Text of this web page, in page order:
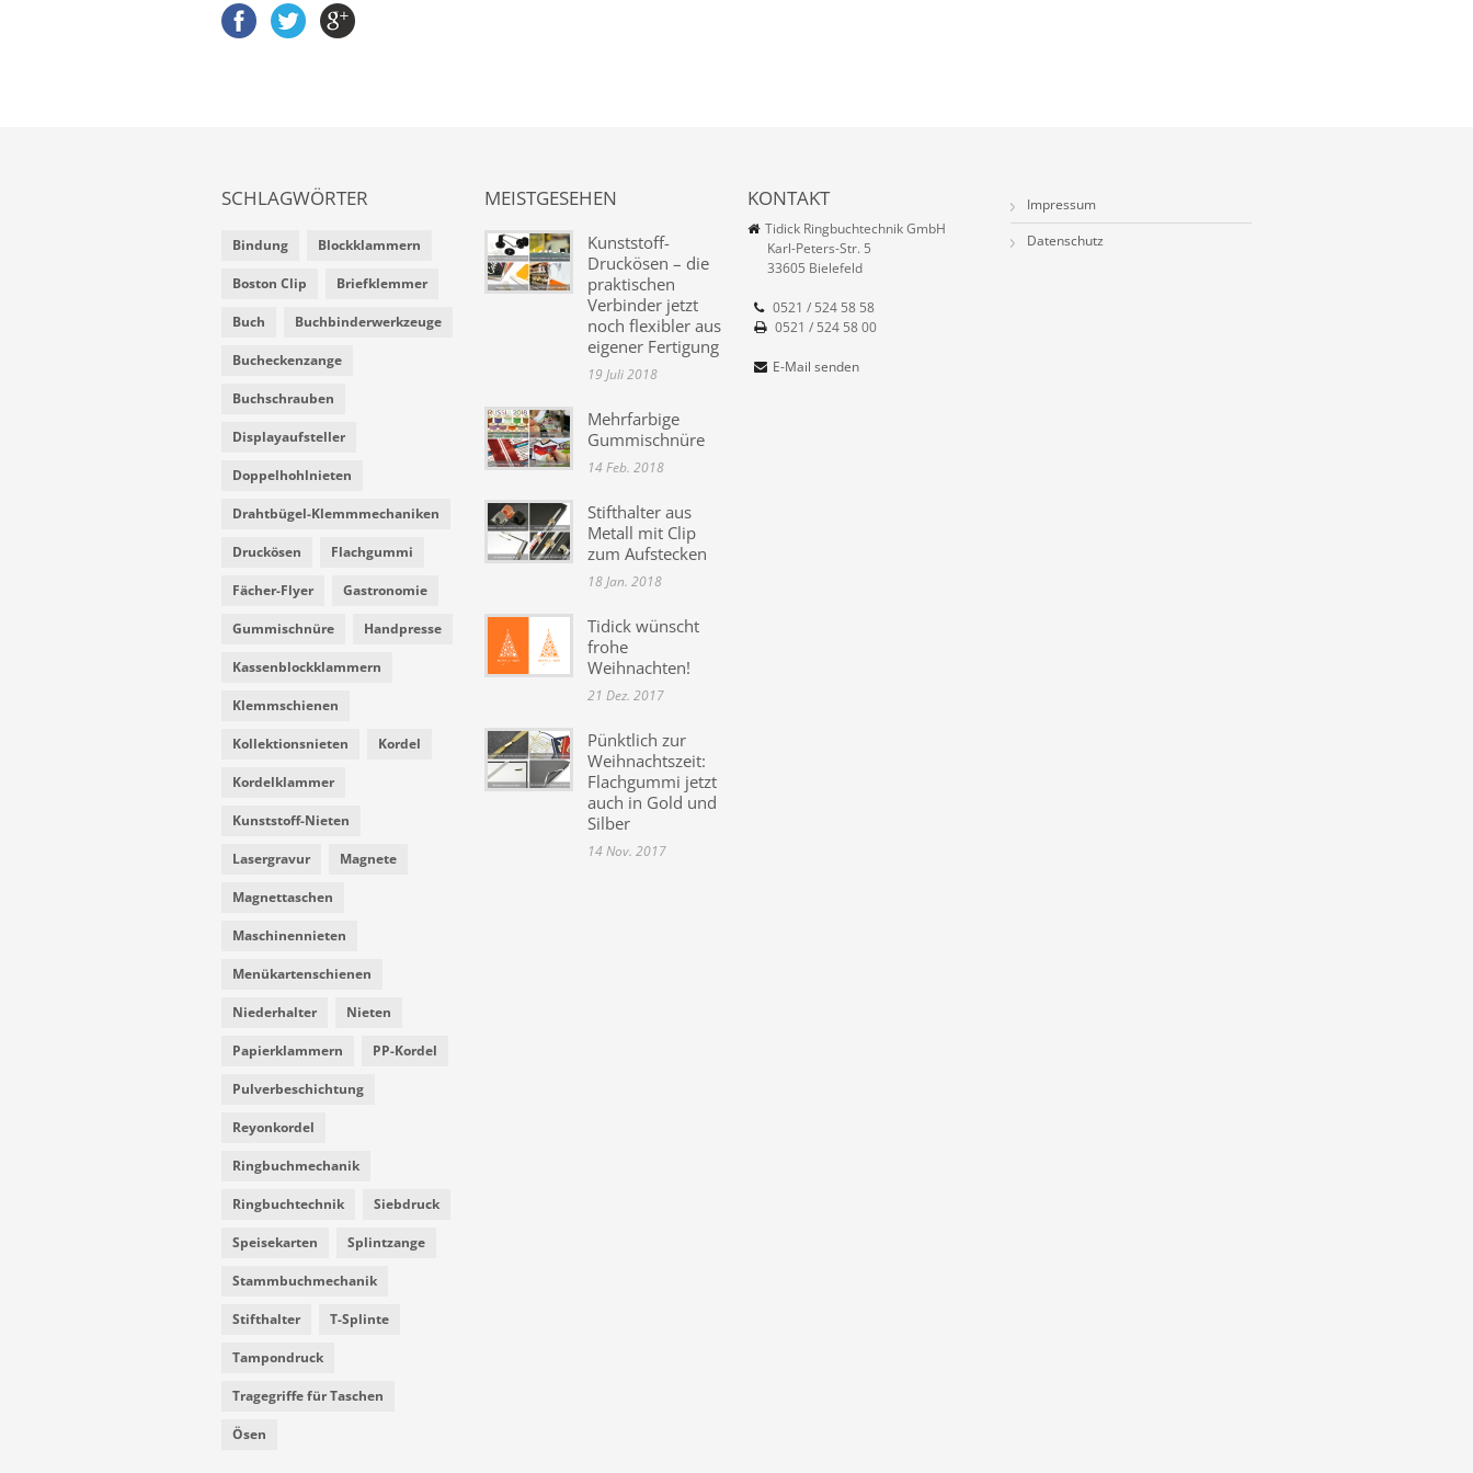
SCHLAGWÖRTER
Bindung Blockklammern
Boston Clip Briefklemmer
Buch Buchbinderwerkzeuge
Bucheckenzange
Buchschrauben
Displayaufsteller
Doppelhohlnieten
Drahtbügel-Klemmmechaniken
Druckösen Flachgummi
Fächer-Flyer Gastronomie
Gummischnüre Handpresse
Kassenblockklammern
Klemmschienen
Kollektionsnieten Kordel
Kordelklammer
Kunststoff-Nieten
Lasergravur Magnete
Magnettaschen
Maschinennieten
Menükartenschienen
Niederhalter Nieten
Papierklammern PP-Kordel
Pulverbeschichtung
Reyonkordel
Ringbuchmechanik
Ringbuchtechnik Siebdruck
Speisekarten Splintzange
Stammbuchmechanik
Stifthalter T-Splinte
Tampondruck
Tragegriffe für Taschen
Ösen
MEISTGESEHEN
Kunststoff-
Druckösen – die
praktischen
Verbinder jetzt
noch flexibler aus
eigener Fertigung
19 Juli 2018
Mehrfarbige
Gummischnüre
14 Feb. 2018
Stifthalter aus
Metall mit Clip
zum Aufstecken
18 Jan. 2018
Tidick wünscht
frohe
Weihnachten!
21 Dez. 2017
Pünktlich zur
Weihnachtszeit:
Flachgummi jetzt
auch in Gold und
Silber
14 Nov. 2017
KONTAKT
Tidick Ringbuchtechnik GmbH
Karl-Peters-Str. 5
33605 Bielefeld
0521 / 524 58 58
0521 / 524 58 00
E-Mail senden
Impressum
Datenschutz